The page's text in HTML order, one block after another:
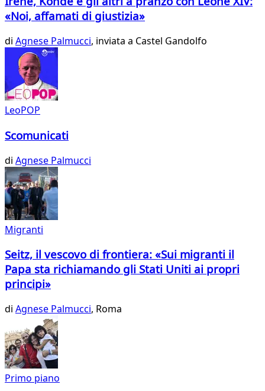
«Noi, affamati di giustizia»
di Agnese Palmucci, inviata a Castel Gandolfo
LeoPOP
Scomunicati
di Agnese Palmucci
Migranti
Seitz, il vescovo di frontiera: «Sui migranti il
Papa sta richiamando gli Stati Uniti ai propri
principi»
di Agnese Palmucci, Roma
Primo piano